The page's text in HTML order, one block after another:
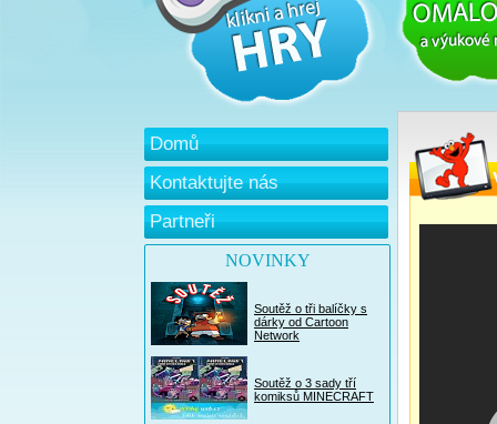
Domů
Kontaktujte nás
Partneři
NOVINKY
Soutěž o tři balíčky s
dárky od Cartoon
Network
Soutěž o 3 sady tří
komiksů MINECRAFT